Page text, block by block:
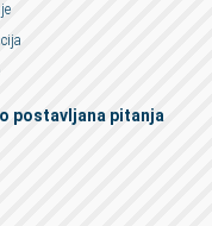
postavljana pitanja